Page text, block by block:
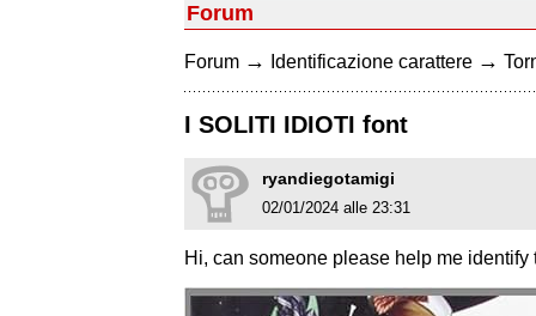
Forum
Forum → Identificazione carattere →
I SOLITI IDIOTI font
ryandiegotamigi
02/01/2024 alle 23:31
Hi, can someone please help me